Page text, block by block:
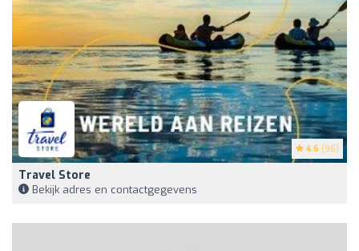
4.6 (96)
Travel Store
Bekijk adres en contactgegevens